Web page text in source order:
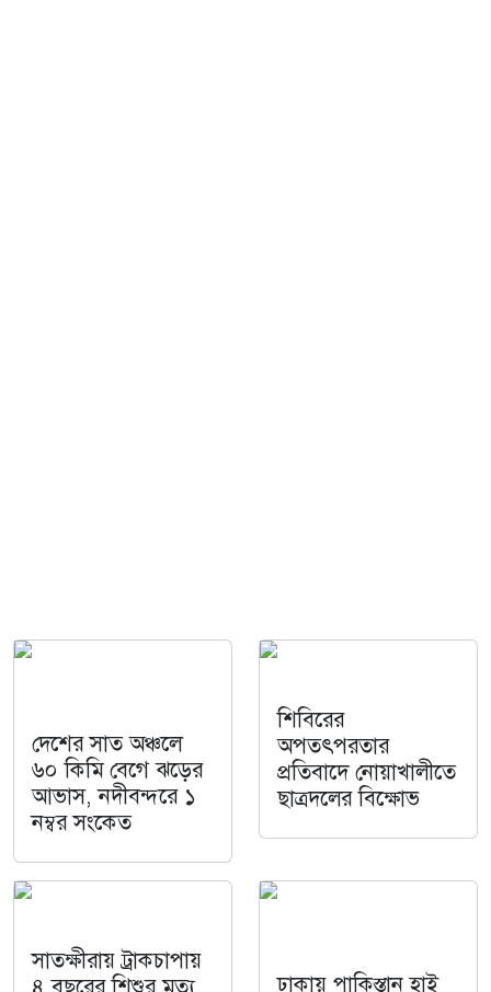
দেশের সাত অঞ্চলে
৬০ কিমি বেগে ঝড়ের
আভাস, নদীবন্দরে ১
নম্বর সংকেত
শিবিরের
অপতৎপরতার
প্রতিবাদে নোয়াখালীতে
ছাত্রদলের বিক্ষোভ
সাতক্ষীরায় ট্রাকচাপায়
ঢাকায় পাকিস্তান হাই